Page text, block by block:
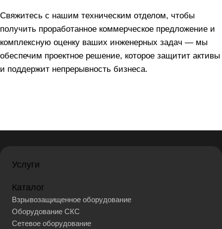
Свяжитесь с нашим техническим отделом, чтобы
получить проработанное коммерческое предложение и
комплексную оценку ваших инженерных задач — мы
обеспечим проектное решение, которое защитит активы
и поддержит непрерывность бизнеса.
Услуги
Каталог
Взрывозащищенное оборудование
Оборудование СКС
Сетевое оборудование